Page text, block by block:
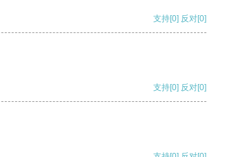
支持[0] 反对[0]
支持[0] 反对[0]